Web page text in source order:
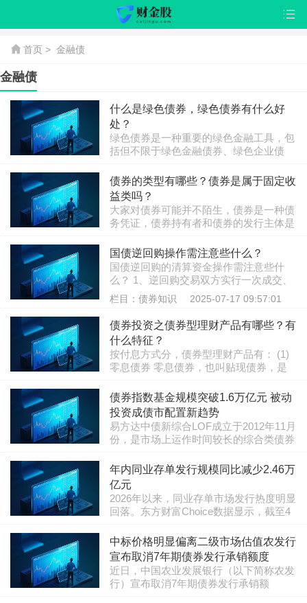
首页 > 金融债
金融债
什么是绿色债券，绿色债券有什么好
处？
绿色债券是一种重要的绿色金融工具，包
括但不限于绿色金融债券、绿色企业债
绿色资产支持证券。绿色项目包括但不限
于可再生能源、节能、垃圾处理、节约用
地、生态保护、绿色交通、节水和净水七
类。具体分析如下：我国对绿色债券的定
义为，指募集资金专门用于支持符合规定
活动，依照法定程序发行并约定还本付息
的有价证券。绿色债券的特点：1、项目
验证：..
债券的类型有哪些？债券是属于固定收
益类吗？
大家对债券可能并不陌生，债券是一种债
务凭证，债券持有者和债券的发行主体是
些？债券是属于固定收益类吗？关于这方
面的知识，君为大家准备了相关内容，以
供参考。一、债券的类型有哪些？债券按
照不同的划分方式可以分为多种类型，债
券的划分方式有发行主体的不同、发行期
不同、流通性质的不同和担保性质的不同
等。按照发行主体的不同债券按照发行主
体的..
国债逆回购操作需注意些什么？
国债逆回购的清算资金操作需注意些什
么？ 1、逆回购交易双方实行一次成交、
二次清算的方法,在成交当日对双方进行
融资、融券的成本清算,其成本统一按标
准券的面值100元计算,双方据此结算当日
应收(付)的款项。 2、到期购回清算,由本
所根据成交时的预期年化预期收益率计算
出购回价,其计算公式为:100+年预期年化
预期收益率&times;回购天数/360,如到期
一..
栏目：债券知识 2025-07-17 09:57:01
债券投资之债券型理财产品有哪些？有
什么特征？
按付息方式分，债券型理财产品有： (1)
零息债券 零息债券，也叫贴现债券，是
定预期年化利率，发行时按规定的折扣
率，以低于债券面值的价格发行，到期按
面值支付本息的债券。从利息支付方式来
看，贴现国债以低于面额的价格发行，可
以看作是利息预付，因而又可称为利息预
债券。 (2)定息债券 固定预期年化利率债
券是将预期年化..
债券指数基金规模突破1.6万亿元 被动
投资成债市配置新趋势
易方达中债新综合LOF成立于2012年11月
份，是市场上运作时间较长的综合类债券
综合指数覆盖国债、地方债、政策性金融
债、公司债、债务融资工具等超5万只成
份券，总市值约173万亿元，能够有效分
散单一信用风险或利率波动风险。截至
2026年5月27日，易方达中债新综合LOF
历史业绩稳健。作为LOF产品，其既支持
场外申..
年内同业存单发行规模同比减少2.46万
亿元
2026年以来，同业存单市场发行热度明显
回落。东方财富Choice数据显示，截至4
数、累计发行规模较去年同期均有所减
少。此外，多家银行同业存单实际认购量
低于计划发行量。受访专家表示，这一现
象由银行负债结构优化、实体融资需求偏
弱、监管政策调整及市场供需关系变化等
中标价格明显偏离二级市场估值农发行
宣布取消7年期债券发行承销额度
近日，中国农业发展银行（以下简称农发
行）宣布取消7年期债券发行承销额